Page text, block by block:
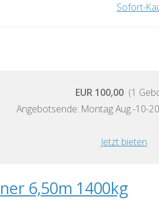
Sofort-
EUR 100,00(1
Angebotsende: Montag Aug.-10-
Jetzt bieten
6,50m 1400kg